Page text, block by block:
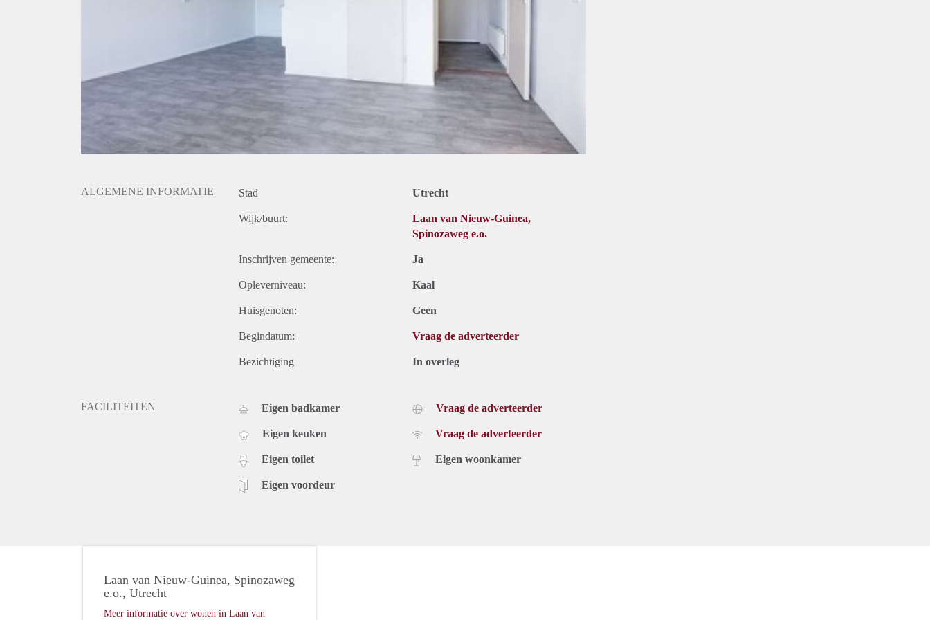
ALGEMENE INFORMATIE Stad Utrecht
Wijk/buurt:
Laan van Nieuw-Guinea,
Spinozaweg e.o.
Inschrijven gemeente: Ja
Opleverniveau: Kaal
Huisgenoten: Geen
Begindatum: Vraag de adverteerder
Bezichtiging In overleg
FACILITEITEN Eigen badkamer
Eigen keuken
Eigen toilet
Eigen voordeur
Vraag de adverteerder
Vraag de adverteerder
Eigen woonkamer
Laan van Nieuw-Guinea, Spinozaweg
e.o., Utrecht
Meer informatie over wonen in Laan van